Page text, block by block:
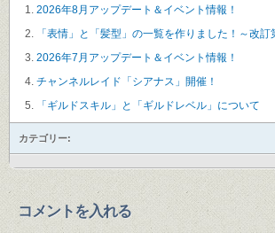
2026年8月アップデート＆イベント情報！
「表情」と「髪型」の一覧を作りました！～改訂
2026年7月アップデート＆イベント情報！
チャンネルレイド「シアナス」開催！
「ギルドスキル」と「ギルドレベル」について
カテゴリー:
コメントを入れる